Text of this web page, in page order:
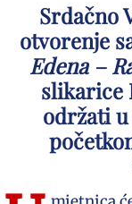
Srdačno
otvorenje
Edena –
slikarice
održati u